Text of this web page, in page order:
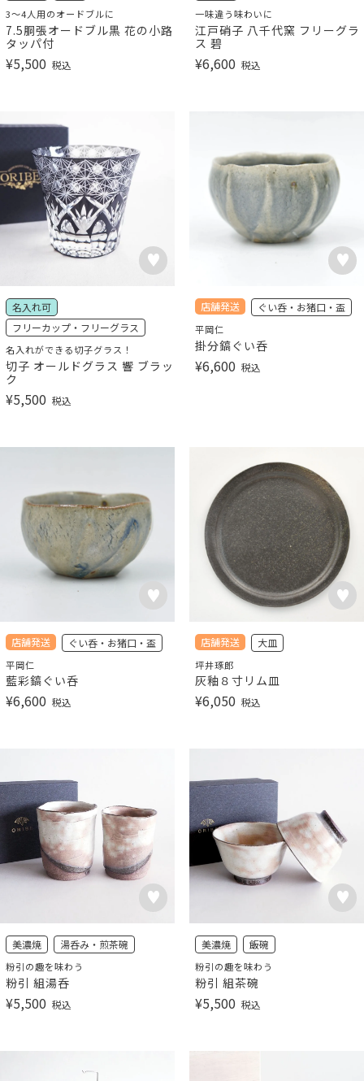
3～4人用のオードブルに
7.5胴張オードブル黒 花の小路
タッパ付
¥5,500 税込
一味違う味わいに
江戸硝子 八千代窯 フリーグラ
ス 碧
¥6,600 税込
名入れ可
フリーカップ・フリーグラス
名入れができる切子グラス！
切子 オールドグラス 響 ブラッ
ク
¥5,500 税込
店舗発送 ぐい呑・お猪口・盃
平岡仁
掛分鎬ぐい呑
¥6,600 税込
店舗発送 ぐい呑・お猪口・盃
平岡仁
藍彩鎬ぐい呑
¥6,600 税込
店舗発送 大皿
坪井琢郎
灰釉８寸リム皿
¥6,050 税込
美濃焼 湯呑み・煎茶碗
粉引の趣を味わう
粉引 組湯呑
¥5,500 税込
美濃焼 飯碗
粉引の趣を味わう
粉引 組茶碗
¥5,500 税込